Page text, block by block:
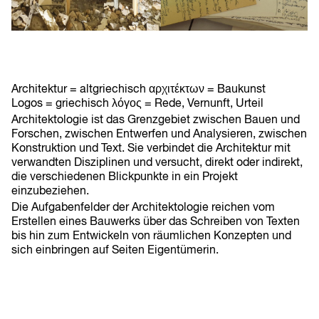
Architektur = altgriechisch αρχιτέκτων = Baukunst
Logos = griechisch λόγος = Rede, Vernunft, Urteil
Architektologie ist das Grenzgebiet zwischen Bauen und
Forschen, zwischen Entwerfen und Analysieren, zwischen
Konstruktion und Text. Sie verbindet die Architektur mit
verwandten Disziplinen und versucht, direkt oder indirekt,
die verschiedenen Blickpunkte in ein Projekt
einzubeziehen.
Die Aufgabenfelder der Architektologie reichen vom
Erstellen eines Bauwerks über das Schreiben von Texten
bis hin zum Entwickeln von räumlichen Konzepten und
sich einbringen auf Seiten Eigentümerin.